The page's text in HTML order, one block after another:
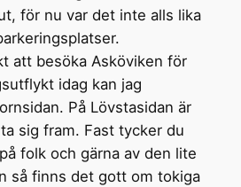
för nu var det inte alls lika
att besöka Asköviken för
idag kan jag
På Lövstasidan är
sig fram. Fast tycker du
folk och gärna av den lite
så finns det gott om tokiga